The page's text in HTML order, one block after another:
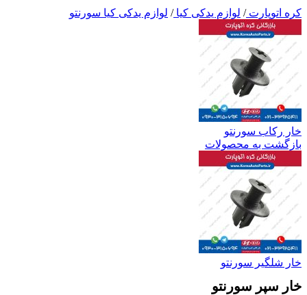
کره اتوپارت/ لوازم یدکی کیا/ لوازم یدکی کیا سورنتو
خار رکاب سورنتو
بازگشت به محصولات
خار شلگیر سورنتو
خار سپر سورنتو